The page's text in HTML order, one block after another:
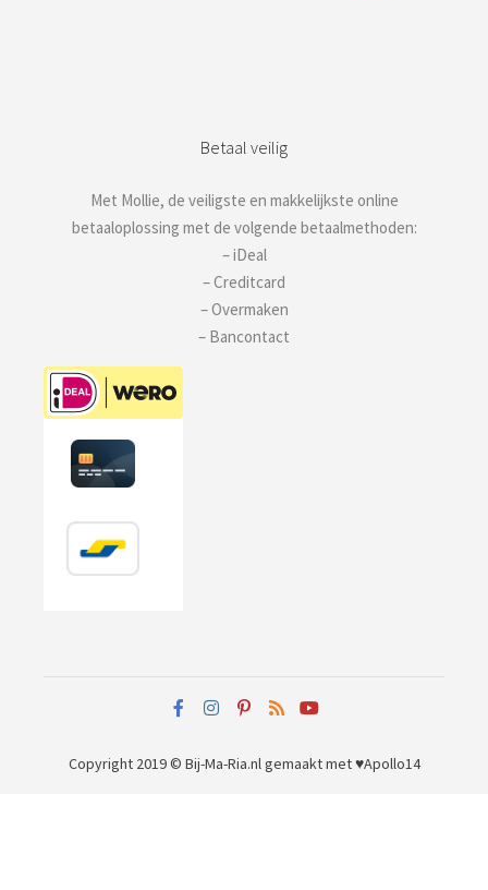
Betaal veilig
Met Mollie, de veiligste en makkelijkste online
betaaloplossing met de volgende betaalmethoden:
– iDeal
– Creditcard
– Overmaken
– Bancontact
Copyright 2019 © Bij-Ma-Ria.nlgemaakt met ♥Apollo14